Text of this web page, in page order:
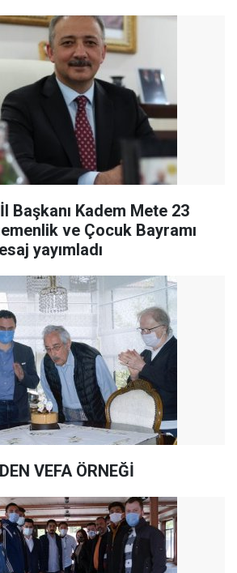
Başkanı Kadem Mete 23
ve Çocuk Bayramı
yayımladı
VEFA ÖRNEĞİ